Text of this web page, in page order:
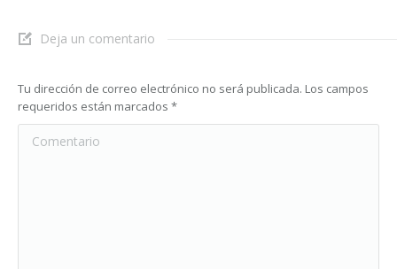
Deja un comentario
Tu dirección de correo electrónico no será publicada. Los campos
requeridos están marcados *
Comentario